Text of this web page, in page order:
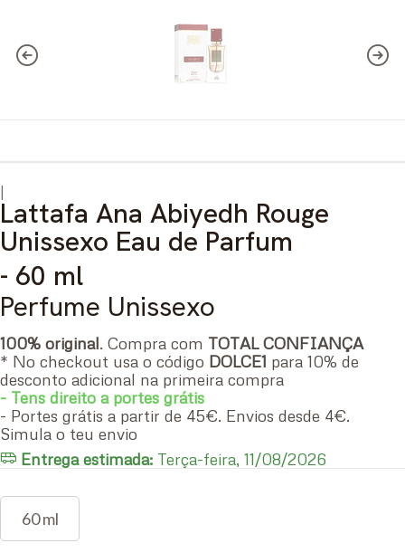
|
Lattafa Ana Abiyedh Rouge
Unissexo Eau de Parfum
- 60 ml
Perfume Unissexo
100% original. Compra com TOTAL CONFIANÇA
* No checkout usa o código DOLCE1 para 10% de
desconto adicional na primeira compra
- Tens direito a portes grátis
- Portes grátis a partir de 45€. Envios desde 4€.
Simula o teu envio
Entrega estimada: Terça-feira, 11/08/2026
60 ml